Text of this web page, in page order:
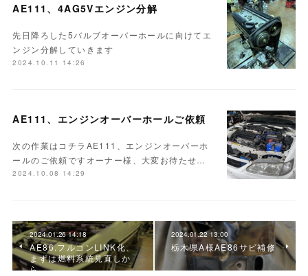
AE111、4AG5Vエンジン分解
先日降ろした5バルブオーバーホールに向けてエ
ンジン分解していきます
2024.10.11 14:26
AE111、エンジンオーバーホールご依頼
次の作業はコチラAE111、エンジンオーバーホ
ールのご依頼ですオーナー様、大変お待たせ…
2024.10.08 14:29
2024.01.26 14:18
AE86.フルコンLINK化、
まずは燃料系統見直しか
ら
2024.01.22 13:00
栃木県A様AE86サビ補修